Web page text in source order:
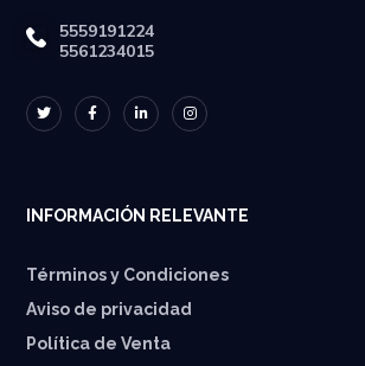
5559191224
5561234015
INFORMACIÓN RELEVANTE
Términos y Condiciones
Aviso de privacidad
Política de Venta